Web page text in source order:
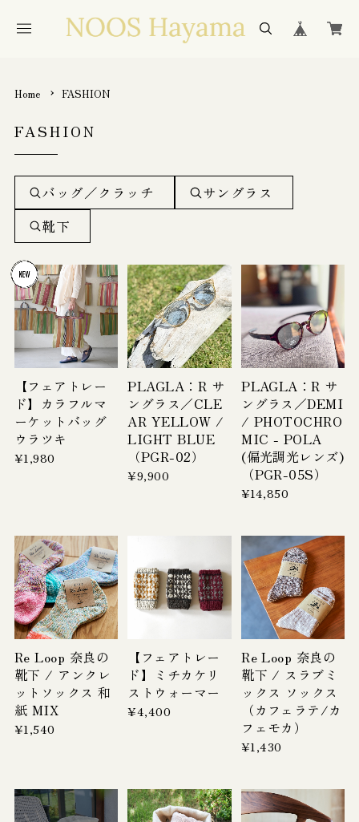
Home FASHION
FASHION
バッグ／クラッチ
サングラス
靴下
【フェアトレー
ド】カラフルマ
ーケットバッグ
ウラツキ
¥1,980
PLAGLA：R サ
ングラス／CLE
AR YELLOW /
LIGHT BLUE
（PGR-02）
¥9,900
PLAGLA：R サ
ングラス／DEMI
/ PHOTOCHRO
MIC - POLA
(偏光調光レンズ)
（PGR-05S）
¥14,850
Re Loop 奈良の
靴下 / アンクレ
ットソックス 和
紙 MIX
¥1,540
【フェアトレー
ド】ミチカケリ
ストウォーマー
¥4,400
Re Loop 奈良の
靴下 / スラブミ
ックス ソックス
（カフェラテ/カ
フェモカ）
¥1,430